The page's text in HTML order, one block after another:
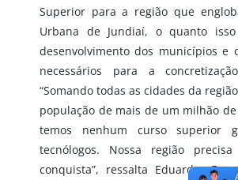
Superior para a região que
Urbana de Jundiaí, o quanto
desenvolvimento dos municípios e
necessários para a
“Somando todas as cidades da
população de mais de um milhão
temos nenhum curso superior
tecnólogos. Nossa região
conquista”, ressalta Eduardo. Em